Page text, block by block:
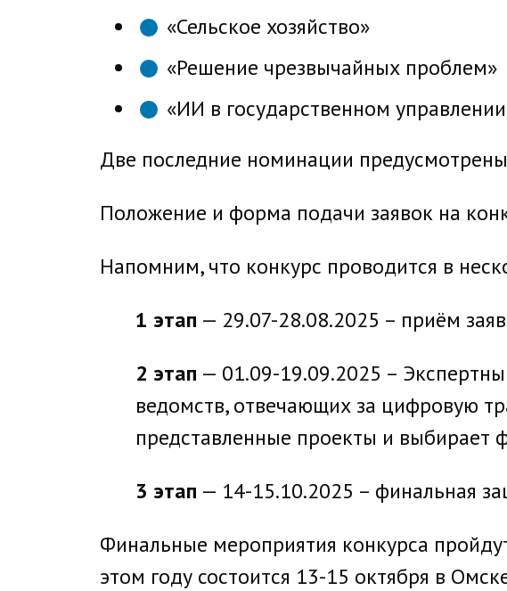
«Сельское хозяйство»
«Решение чрезвычайных проблем»
«ИИ в государственном
Две последние номинации
Положение и форма подачи заявок на
Напомним, что конкурс проводится в
1 этап — 29.07-28.08.2025 – приём
2 этап — 01.09-19.09.2025 –
ведомств, отвечающих за цифровую
представленные проекты и выбирает
3 этап — 14-15.10.2025 – финальная
Финальные мероприятия конкурса
этом году состоится 13-15 октября в